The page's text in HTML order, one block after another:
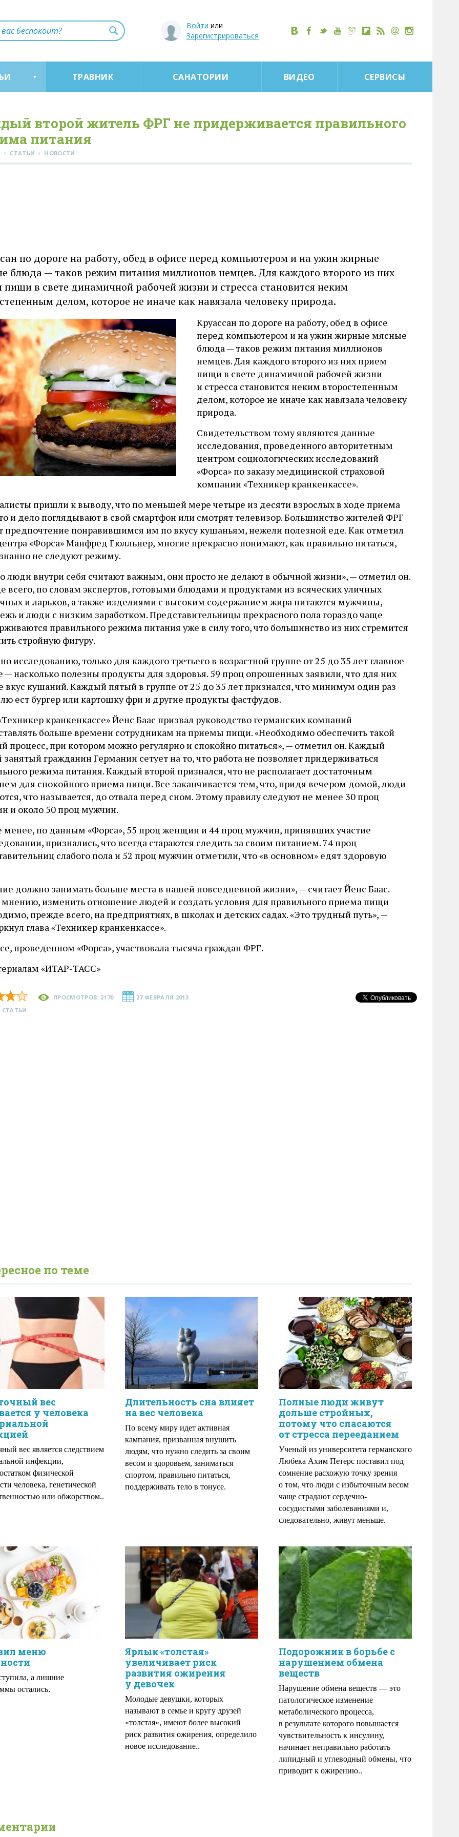
Войти или
Зарегистрироваться
ТРАВНИК САНАТОРИИ ВИДЕО СЕРВИСЫ
второй житель ФРГ не придерживается правильного
питания
› СТАТЬИ › НОВОСТИ
по дороге на работу, обед в офисе перед компьютером и на ужин жирные
блюда — таков режим питания миллионов немцев. Для каждого второго из них
пищи в свете динамичной рабочей жизни и стресса становится неким
делом, которое не иначе как навязала человеку природа.
Круассан по дороге на работу, обед в офисе
перед компьютером и на ужин жирные мясные
блюда — таков режим питания миллионов
немцев. Для каждого второго из них прием
пищи в свете динамичной рабочей жизни
и стресса становится неким второстепенным
делом, которое не иначе как навязала человеку
природа.
Свидетельством тому являются данные
исследования, проведенного авторитетным
центром социологических исследований
«Форса» по заказу медицинской страховой
компании «Техникер кранкенкассе».
пришли к выводу, что по меньшей мере четыре из десяти взрослых в ходе приема
и дело поглядывают в свой смартфон или смотрят телевизор. Большинство жителей ФРГ
предпочтение понравившимся им по вкусу кушаньям, нежели полезной еде. Как отметил
«Форса» Манфред Гюлльнер, многие прекрасно понимают, как правильно питаться,
не следуют режиму.
люди внутри себя считают важным, они просто не делают в обычной жизни», — отметил он.
всего, по словам экспертов, готовыми блюдами и продуктами из всяческих уличных
и ларьков, а также изделиями с высоким содержанием жира питаются мужчины,
и люди с низким заработком. Представительницы прекрасного пола гораздо чаще
правильного режима питания уже в силу того, что большинство из них стремится
стройную фигуру.
исследованию, только для каждого третьего в возрастной группе от 25 до 35 лет главное
— насколько полезны продукты для здоровья. 59 проц опрошенных заявили, что для них
вкус кушаний. Каждый пятый в группе от 25 до 35 лет признался, что минимум один раз
ест бургер или картошку фри и другие продукты фастфудов.
кранкенкассе» Йенс Баас призвал руководство германских компаний
больше времени сотрудникам на приемы пищи. «Необходимо обеспечить такой
процесс, при котором можно регулярно и спокойно питаться», — отметил он. Каждый
занятый гражданин Германии сетует на то, что работа не позволяет придерживаться
режима питания. Каждый второй признался, что не располагает достаточным
для спокойного приема пищи. Все заканчивается тем, что, придя вечером домой, люди
что называется, до отвала перед сном. Этому правилу следуют не менее 30 проц
и около 50 проц мужчин.
менее, по данным «Форса», 55 проц женщин и 44 проц мужчин, принявших участие
признались, что всегда стараются следить за своим питанием. 74 проц
слабого пола и 52 проц мужчин отметили, что «в основном» едят здоровую
должно занимать больше места в нашей повседневной жизни», — считает Йенс Баас.
мнению, изменить отношение людей и создать условия для правильного приема пищи
прежде всего, на предприятиях, в школах и детских садах. «Это трудный путь», —
глава «Техникер кранкенкассе».
проведенном «Форса», участвовала тысяча граждан ФРГ.
«ИТАР-ТАСС»
СТАТЬИ
ПРОСМОТРОВ: 2170 27 ФЕВРАЛЯ 2013
по теме
вес
у человека
вес является следствием
инфекции,
физической
человека, генетической
или обжорством..
Длительность сна влияет
на вес человека
По всему миру идет активная
кампания, призванная внушить
людям, что нужно следить за своим
весом и здоровьем, заниматься
спортом, правильно питаться,
поддерживать тело в тонусе.
Полные люди живут
дольше стройных,
потому что спасаются
от стресса перееданием
Ученый из университета германского
Любека Ахим Петерс поставил под
сомнение расхожую точку зрения
о том, что люди с избыточным весом
чаще страдают сердечно-
сосудистыми заболеваниями и,
следовательно, живут меньше.
меню
а лишние
остались.
Ярлык «толстая»
увеличивает риск
развития ожирения
у девочек
Молодые девушки, которых
называют в семье и кругу друзей
«толстая», имеют более высокий
риск развития ожирения, определило
новое исследование..
Подорожник в борьбе с
нарушением обмена
веществ
Нарушение обмена веществ — это
патологическое изменение
метаболического процесса,
в результате которого повышается
чувствительность к инсулину,
начинает неправильно работать
липидный и углеводный обмены, что
приводит к ожирению..